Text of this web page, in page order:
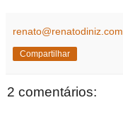
renato@renatodiniz.com
Compartilhar
2 comentários: